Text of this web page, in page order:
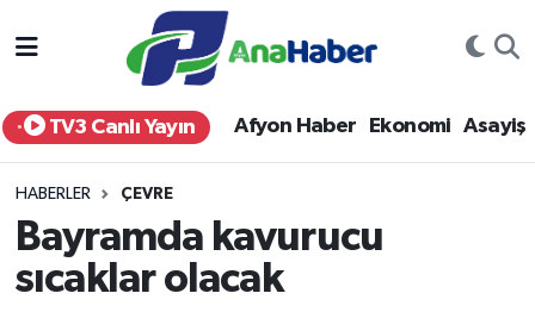
TV3 Canlı Yayın Afyon Haber Ekonomi Asayiş
HABERLER ÇEVRE
Bayramda kavurucu
sıcaklar olacak
Yurt Haber
Afyon Haber
Siyaset
Afyonkarahisar Nöbetçi Eczaneler
Afyonkarahisar Hava Durumu
Afyonkarahisar Trafik Yoğunluk Haritası